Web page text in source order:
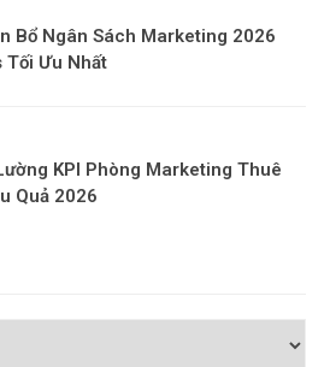
Bổ Ngân Sách Marketing 2026
Tối Ưu Nhất
KPI Phòng Marketing Thuê
Quả 2026